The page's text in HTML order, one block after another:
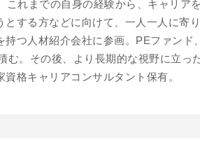
れまでの自身の経験から、キャリアを
する方などに向けて、一人一人に寄り
つ人材紹介会社に参画。PEファンド、
む。その後、より長期的な視野に立っ
格キャリアコンサルタント保有。